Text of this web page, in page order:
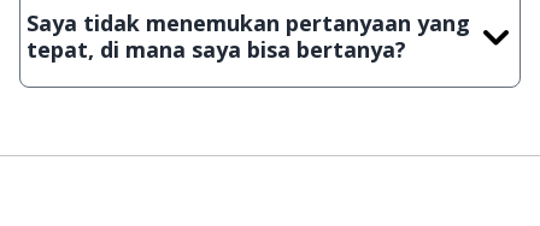
download secara manual, sehingga kuota sebesar ribuan
aplikasi & games tidak dapat tercapai dalam waktu yang
singkat.
Saya tidak menemukan pertanyaan yang
tepat, di mana saya bisa bertanya?
Kami dengan senang hati menjawab setiap pertanyaan yang